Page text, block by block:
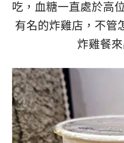
吃，血糖一直處於高
有名的炸雞店，不管
炸雞餐來